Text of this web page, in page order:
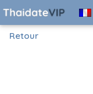
Retour